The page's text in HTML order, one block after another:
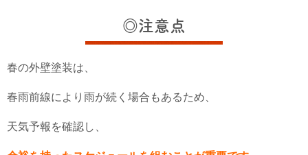
◎注意点
春の外壁塗装は、
春雨前線により雨が続く場合もあるため、
天気予報を確認し、